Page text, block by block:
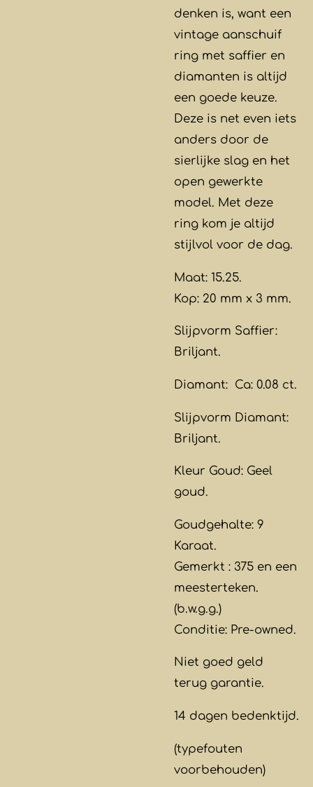
denken is, want een
vintage aanschuif
ring met saffier en
diamanten is altijd
een goede keuze.
Deze is net even iets
anders door de
sierlijke slag en het
open gewerkte
model. Met deze
ring kom je altijd
stijlvol voor de dag.
Maat: 15.25.
Kop: 20 mm x 3 mm.
Slijpvorm Saffier:
Briljant.
Diamant: Ca: 0.08 ct.
Slijpvorm Diamant:
Briljant.
Kleur Goud: Geel
goud.
Goudgehalte: 9
Karaat.
Gemerkt : 375 en een
meesterteken.
(b.w.g.g.)
Conditie: Pre-owned.
Niet goed geld
terug garantie.
14 dagen bedenktijd.
(typefouten
voorbehouden)